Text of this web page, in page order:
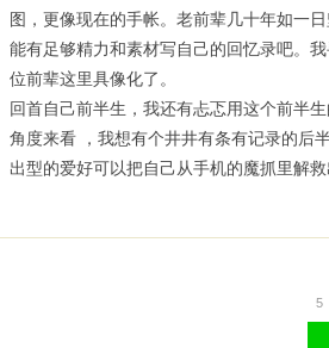
图，更像现在的手帐。老前辈几十年如一
能有足够精力和素材写自己的回忆录吧。
位前辈这里具像化了。
回首自己前半生，我还有忐忑用这个前半
角度来看 ，我想有个井井有条有记录的后
出型的爱好可以把自己从手机的魔抓里解救
5